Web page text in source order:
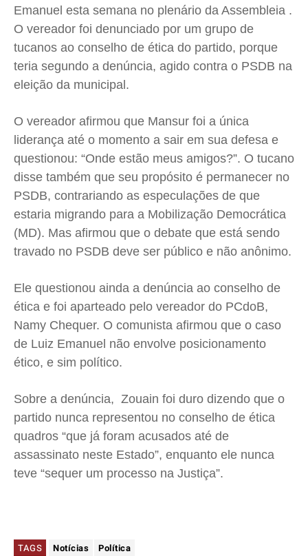
Wanda Sily
Publicidade Legal
Anuncie
Quem Somos
Expediente
Contato
Anuncie
Termos de Uso
Privacidade
Wanda Sily
Publicidade Legal
Anuncie
Quem Somos
Expediente
Contato
Anuncie
Termos de Uso
Privacidade
Wanda Sily
Publicidade Legal
Anuncie
Quem Somos
Expediente
Contato
Anuncie
Termos de Uso
Privacidade
Wanda Sily
Publicidade Legal
Anuncie
Quem Somos
Expediente
Contato
Anuncie
Termos de Uso
Privacidade
Emanuel esta semana no plenário da Assembleia .
O vereador foi denunciado por um grupo de
tucanos ao conselho de ética do partido, porque
teria segundo a denúncia, agido contra o PSDB na
eleição da municipal.
O vereador afirmou que Mansur foi a única
liderança até o momento a sair em sua defesa e
questionou: “Onde estão meus amigos?”. O tucano
disse também que seu propósito é permanecer no
PSDB, contrariando as especulações de que
estaria migrando para a Mobilização Democrática
(MD). Mas afirmou que o debate que está sendo
travado no PSDB deve ser público e não anônimo.
Ele questionou ainda a denúncia ao conselho de
ética e foi aparteado pelo vereador do PCdoB,
Namy Chequer. O comunista afirmou que o caso
de Luiz Emanuel não envolve posicionamento
ético, e sim político.
Sobre a denúncia, Zouain foi duro dizendo que o
partido nunca representou no conselho de ética
quadros “que já foram acusados até de
assassinato neste Estado”, enquanto ele nunca
teve “sequer um processo na Justiça”.
TAGS Notícias Política